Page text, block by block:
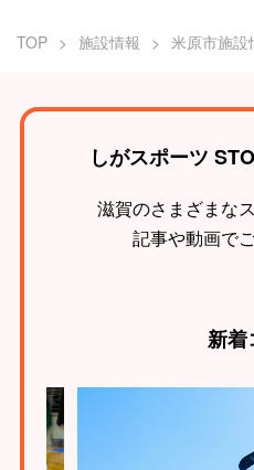
TOP 施設情報 米原市施設
しがスポーツ
滋賀のさまざまな
記事や動画で
新着